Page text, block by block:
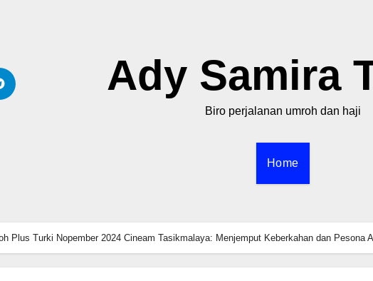
Ady Samira
Biro perjalanan umroh dan haji
Home
Plus Turki Nopember 2024 Cineam Tasikmalaya: Menjemput Keberkahan dan Pesona